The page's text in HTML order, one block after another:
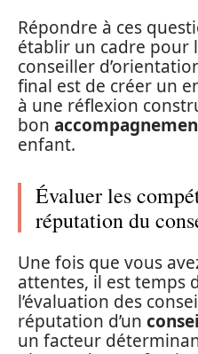
Répondre à ces
établir un cadre pour
conseiller
final est de créer un
à une réflexion
bon
enfant.
Évaluer les
réputation du
Une fois que vous
attentes, il est temps
l’évaluation des
réputation d’un
un facteur